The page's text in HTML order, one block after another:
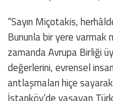
“Sayın Miçotakis,
Bununla bir yere varmak
zamanda Avrupa Birliği
değerlerini, evrensel
antlaşmaları hiçe
İstanköy’de yaşayan